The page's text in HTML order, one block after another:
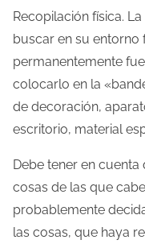
Recopilación física.
buscar en su
permanentemente
colocarlo en la
de decoración,
escritorio, material
Debe tener en
cosas de las que
probablemente
las cosas, que haya